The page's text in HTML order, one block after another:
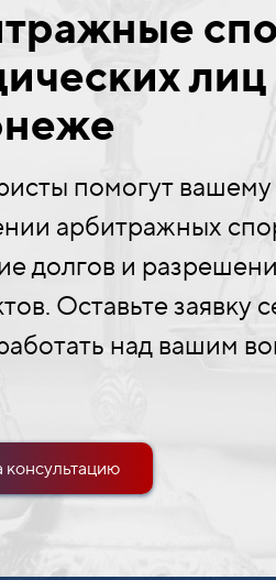
лиц
помогут вашему
арбитражных
долгов и
Оставьте заявку
над вашим
консультацию